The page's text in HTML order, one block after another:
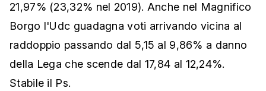
21,97% (23,32% nel 2019). Anche nel Magnifico
Borgo l'Udc guadagna voti arrivando vicina al
raddoppio passando dal 5,15 al 9,86% a danno
della Lega che scende dal 17,84 al 12,24%.
Stabile il Ps.